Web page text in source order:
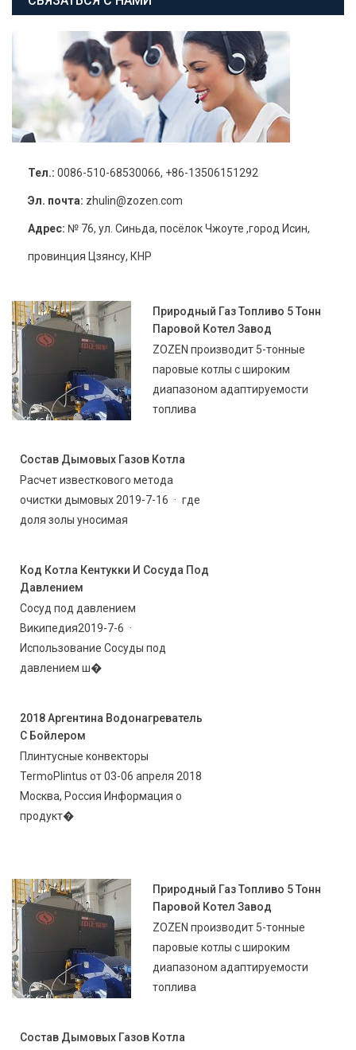
Тел.: 0086-510-68530066, +86-13506151292
Эл. почта: zhulin@zozen.com
Адрес: № 76, ул. Синьда, посёлок Чжоуте ,город Исин,
провинция Цзянсу, КНР
Природный Газ Топливо 5 Тонн
Паровой Котел Завод
ZOZEN производит 5-тонные
паровые котлы с широким
диапазоном адаптируемости
топлива
Состав Дымовых Газов Котла
Расчет известкового метода
очистки дымовых 2019-7-16 · где
доля золы уносимая
Код Котла Кентукки И Сосуда Под
Давлением
Сосуд под давлением
Википедия2019-7-6 ·
Использование Сосуды под
давлением ш�
2018 Аргентина Водонагреватель
С Бойлером
Плинтусные конвекторы
TermoPlintus от 03-06 апреля 2018
Москва, Россия Информация о
продукт�
Природный Газ Топливо 5 Тонн
Паровой Котел Завод
ZOZEN производит 5-тонные
паровые котлы с широким
диапазоном адаптируемости
топлива
Состав Дымовых Газов Котла